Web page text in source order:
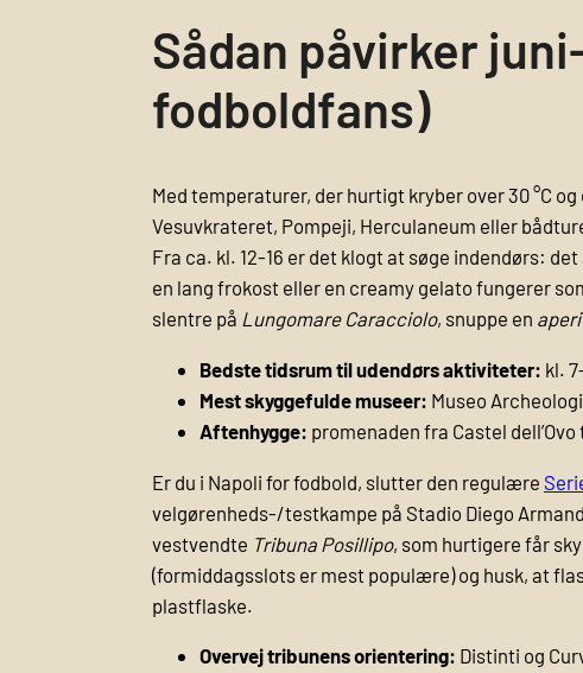
Sådan påvirker
fodboldfans)
Med temperaturer, der hurtigt kryber over 30 °C
Vesuvkrateret, Pompeji, Herculaneum eller
Fra ca. kl. 12-16 er det klogt at søge indendørs:
en lang frokost eller en creamy gelato fungerer
slentre på Lungomare Caracciolo, snuppe en
Bedste tidsrum til udendørs aktiviteter: kl.
Mest skyggefulde museer: Museo
Aftenhygge: promenaden fra Castel
Er du i Napoli for fodbold, slutter den regulære
velgørenheds-/testkampe på Stadio Diego
vestvendte Tribuna Posillipo, som hurtigere får
(formiddagsslots er mest populære) og husk, at
plastflaske.
Overvej tribunens orientering: Distinti og